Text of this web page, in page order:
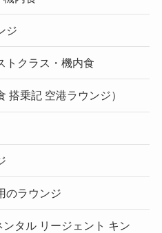
ジ
トクラス・機内食
搭乗記 空港ラウンジ）
のラウンジ
タル リージェント キン